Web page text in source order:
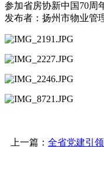
参加省房协新中国70周
发布者：扬州市物业管
上一篇： 全省党建引